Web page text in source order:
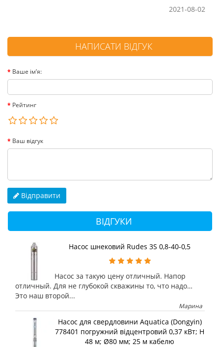
2021-08-02
НАПИСАТИ ВІДГУК
Ваше ім’я:
Рейтинг
Ваш відгук
Відправити
ВІДГУКИ
Насос шнековий Rudes 3S 0,8-40-0,5
Насос за такую цену отличный. Напор
отличный. Для не глубокой скважины то, что надо…
Это наш второй...
Марина
Насос для свердловини Aquatica (Dongyin)
778401 погружний відцентровий 0,37 кВт; H
48 м; Ø80 мм; 25 м кабелю